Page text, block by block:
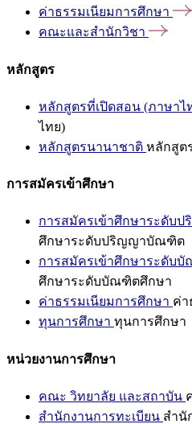
ค่าธรรมเนียมการศึกษา
คณะและสำนักวิชา
หลักสูตร
หลักสูตรที่เปิดสอน (ภาษาไ
ไทย)
หลักสูตรนานาชาติ หลักสูต
การสมัครเข้าศึกษา
การสมัครเข้าศึกษาระดับ
ศึกษาระดับปริญญาบัณฑิต
การสมัครเข้าศึกษาระดับ
ศึกษาระดับบัณฑิตศึกษา
ค่าธรรมเนียมการศึกษา ค่า
ทุนการศึกษา ทุนการศึกษา
หน่วยงานการศึกษา
คณะ วิทยาลัย และสถาบัน
สำนักงานการทะเบียน สำนั